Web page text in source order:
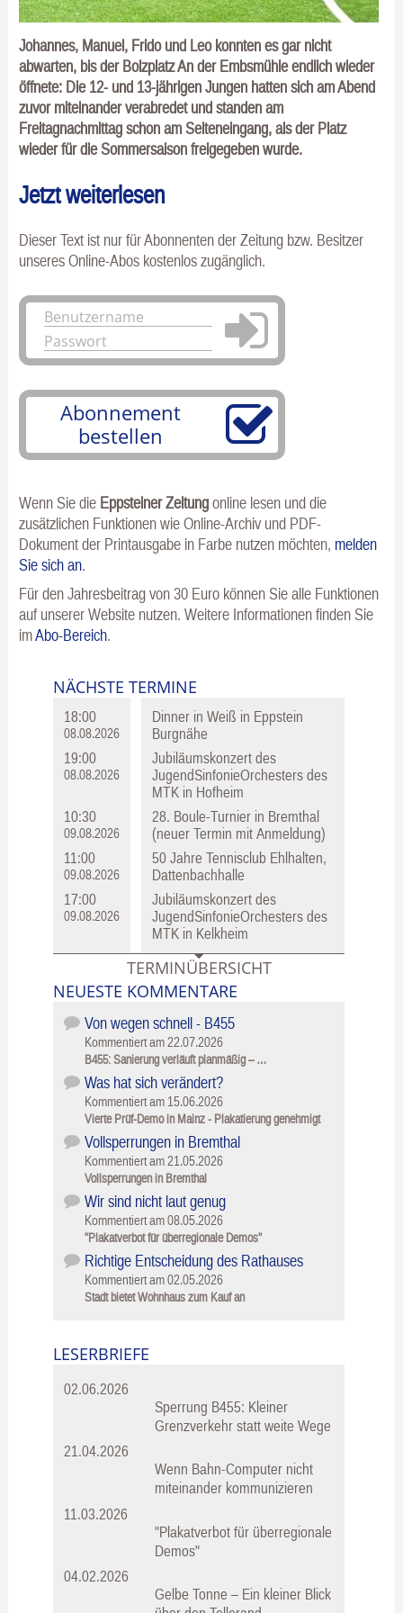
Johannes, Manuel, Frido und Leo konnten es gar nicht
abwarten, bis der Bolzplatz An der Embsmühle endlich wieder
öffnete: Die 12- und 13-jährigen Jungen hatten sich am Abend
zuvor miteinander verabredet und standen am
Freitagnachmittag schon am Seiteneingang, als der Platz
wieder für die Sommersaison freigegeben wurde.
Jetzt weiterlesen
Dieser Text ist nur für Abonnenten der Zeitung bzw. Besitzer
unseres Online-Abos kostenlos zugänglich.
Anmelden
Abonnement
bestellen
Wenn Sie die Eppsteiner Zeitungonline lesen und die
zusätzlichen Funktionen wie Online-Archiv und PDF-
Dokument der Printausgabe in Farbe nutzen möchten, melden
Sie sich an.
Für den Jahresbeitrag von 30 Euro können Sie alle Funktionen
auf unserer Website nutzen. Weitere Informationen finden Sie
imAbo-Bereich.
NÄCHSTE TERMINE
18:00
08.08.2026
Dinner in Weiß in Eppstein
Burgnähe
19:00
08.08.2026
Jubiläumskonzert des
JugendSinfonieOrchesters des
MTK in Hofheim
10:30
09.08.2026
28. Boule-Turnier in Bremthal
(neuer Termin mit Anmeldung)
11:00
09.08.2026
50 Jahre Tennisclub Ehlhalten,
Dattenbachhalle
17:00
09.08.2026
Jubiläumskonzert des
JugendSinfonieOrchesters des
MTK in Kelkheim
TERMINÜBERSICHT
NEUESTE KOMMENTARE
Von wegen schnell - B455
Kommentiert am22.07.2026
B455: Sanierung verläuft planmäßig – …
Was hat sich verändert?
Kommentiert am 15.06.2026
Vierte Prüf-Demo in Mainz - Plakatierung genehmigt
Vollsperrungen in Bremthal
Kommentiert am21.05.2026
Vollsperrungen in Bremthal
Wir sind nicht laut genug
Kommentiert am08.05.2026
"Plakatverbot für überregionale Demos"
Richtige Entscheidung des Rathauses
Kommentiert am02.05.2026
Stadt bietet Wohnhaus zum Kauf an
LESERBRIEFE
02.06.2026
Sperrung B455: Kleiner
Grenzverkehr statt weite Wege
21.04.2026
Wenn Bahn-Computer nicht
miteinander kommunizieren
11.03.2026
"Plakatverbot für überregionale
Demos"
04.02.2026
Gelbe Tonne – Ein kleiner Blick